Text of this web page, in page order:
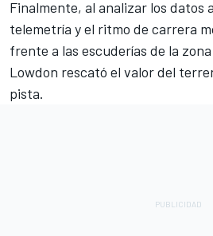
Finalmente, al analizar los datos
telemetría y el ritmo de carrera
frente a las escuderías de la
Lowdon rescató el valor del
pista.